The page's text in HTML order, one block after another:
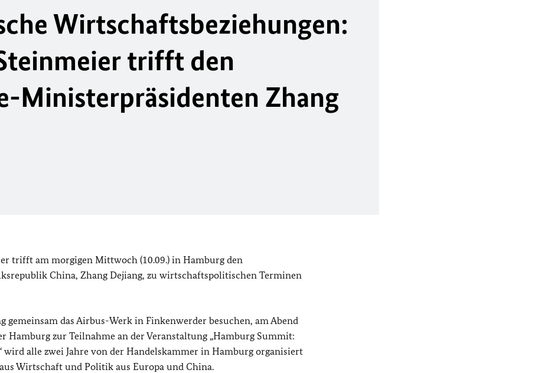
Wirtschaftsbeziehungen:
trifft den
Ministerpräsidenten Zhang
trifft am morgigen Mittwoch (10.09.) in Hamburg den
China, Zhang Dejiang, zu wirtschaftspolitischen Terminen
das Airbus-Werk in Finkenwerder besuchen, am Abend
Hamburg zur Teilnahme an der Veranstaltung „Hamburg Summit:
wird alle zwei Jahre von der Handelskammer in Hamburg organisiert
Wirtschaft und Politik aus Europa und China.